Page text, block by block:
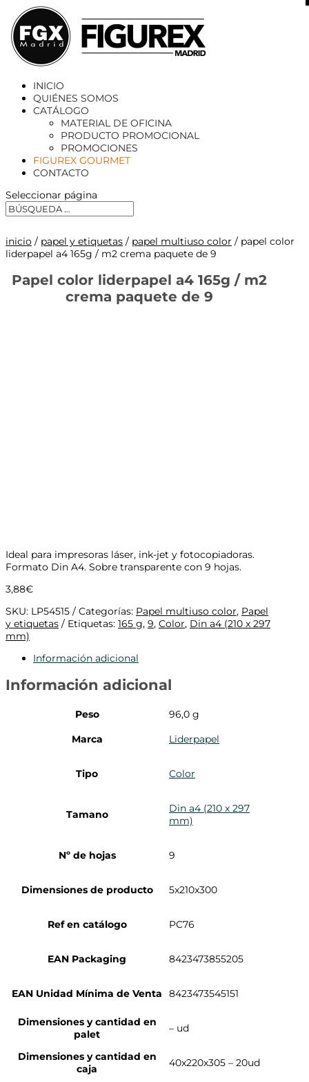
INICIO
QUIÉNES SOMOS
CATÁLOGO
MATERIAL DE OFICINA
PRODUCTO PROMOCIONAL
PROMOCIONES
FIGUREX GOURMET
CONTACTO
Seleccionar página
inicio / papel y etiquetas / papel multiuso color / papel color
liderpapel a4 165g / m2 crema paquete de 9
Papel color liderpapel a4 165g / m2
crema paquete de 9
Ideal para impresoras láser, ink-jet y fotocopiadoras.
Formato Din A4. Sobre transparente con 9 hojas.
3,88€
SKU: LP54515 Categorías: Papel multiuso color, Papel
y etiquetas
Etiquetas: 165 g, 9, Color, Din a4 (210 x 297
mm)
Información adicional
Información adicional
Peso
96,0 g
Marca
Liderpapel
Tipo Color
Tamano
Din a4 (210 x 297
mm)
Nº de hojas 9
Dimensiones de producto 5x210x300
Ref en catálogo PC76
EAN Packaging 8423473855205
EAN Unidad Mínima de Venta 8423473545151
Dimensiones y cantidad en
palet
– ud
Dimensiones y cantidad en
caja
40x220x305 – 20ud